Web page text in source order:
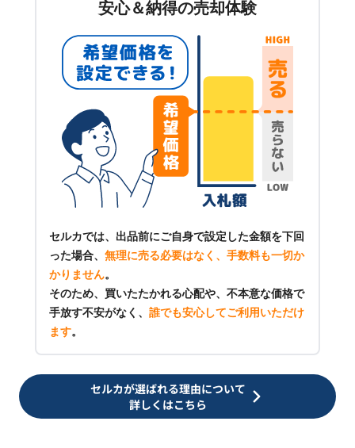
安心＆納得の売却体験
セルカでは、出品前にご自身で設定した金額を下回
った場合、 無理に売る必要はなく、手数料も一切か
かりません。
そのため、買いたたかれる心配や、不本意な価格で
手放す不安がなく、 誰でも安心してご利用いただけ
ます。
セルカが選ばれる理由について
詳しくはこちら